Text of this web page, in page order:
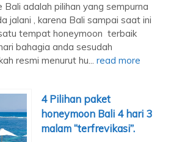
Bali adalah pilihan yang sempurna
jalani , karena Bali sampai saat ini
tempat honeymoon terbaik
bahagia anda sesudah
resmi menurut hu... read more
4 Pilihan paket
honeymoon Bali 4 hari 3
malam “terfrevikasi”.